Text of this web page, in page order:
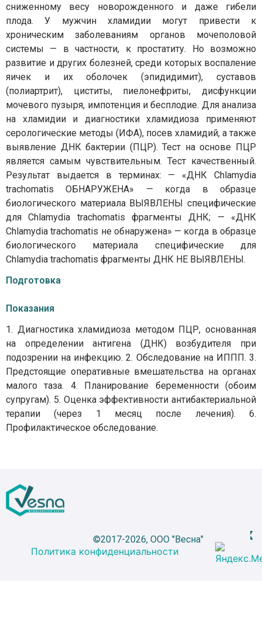
сниженному весу новорожденного и даже гибели
плода. У мужчин хламидии могут привести к
хроническим заболеваниям органов мочеполовой
системы — в частности, к простатиту. Но возможно
развитие и других болезней, среди которых воспаление
яичек и их оболочек (эпидидимит), суставов
(полиартрит), циститы, пиелонефриты, дисфункции
мочевого пузыря, импотенция и бесплодие. Для анализа
на хламидии и диагностики хламидиоза применяют
серологические методы (ИФА), посев хламидий, а также
выявление ДНК бактерии (ПЦР). Тест на основе ПЦР
является самым чувствительным. Тест качественный.
Результат выдается в терминах: — «ДНК Chlamydia
trachomatis ОБНАРУЖЕНА» — когда в образце
биологического материала ВЫЯВЛЕНЫ специфические
для Chlamydia trachomatis фрагменты ДНК; — «ДНК
Chlamydia trachomatis не обнаружена» — когда в образце
биологического материала специфические для
Chlamydia trachomatis фрагменты ДНК НЕ ВЫЯВЛЕНЫ.
Подготовка
Показания
1. Диагностика хламидиоза методом ПЦР, основанная
на определении антигена (ДНК) возбудителя при
подозрении на инфекцию. 2. Обследование на ИППП. 3.
Предстоящие оперативные вмешательства на органах
малого таза. 4. Планирование беременности (обоим
супругам). 5. Оценка эффективности антибактериальной
терапии (через 1 месяц после лечения). 6.
Профилактическое обследование.
©2017-2026, ООО "Весна"
Политика конфиденциальности